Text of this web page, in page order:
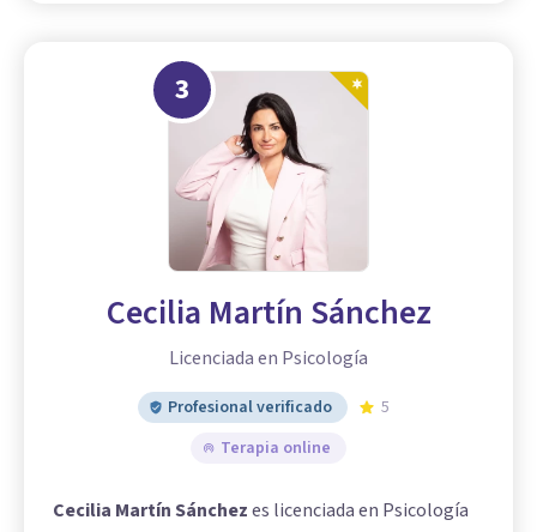
3
Cecilia Martín Sánchez
Licenciada en Psicología
Profesional verificado
5
Terapia online
Cecilia Martín Sánchezes licenciada en Psicología